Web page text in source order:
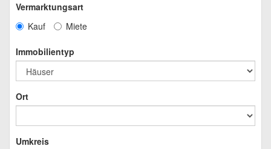
Vermarktungsart
Kauf
Miete
Immobilientyp
Ort
Umkreis